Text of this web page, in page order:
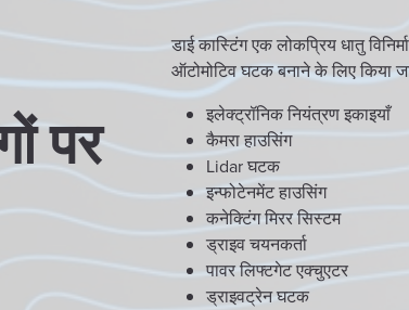
पर
डाई कास्टिंग एक लोकप्रिय धातु
ऑटोमोटिव घटक बनाने के लिए किया
इलेक्ट्रॉनिक नियंत्रण इकाइयाँ
कैमरा हाउसिंग
Lidar घटक
इन्फोटेनमेंट हाउसिंग
कनेक्टिंग मिरर सिस्टम
ड्राइव चयनकर्ता
पावर लिफ्टगेट एक्चुएटर
ड्राइवट्रेन घटक